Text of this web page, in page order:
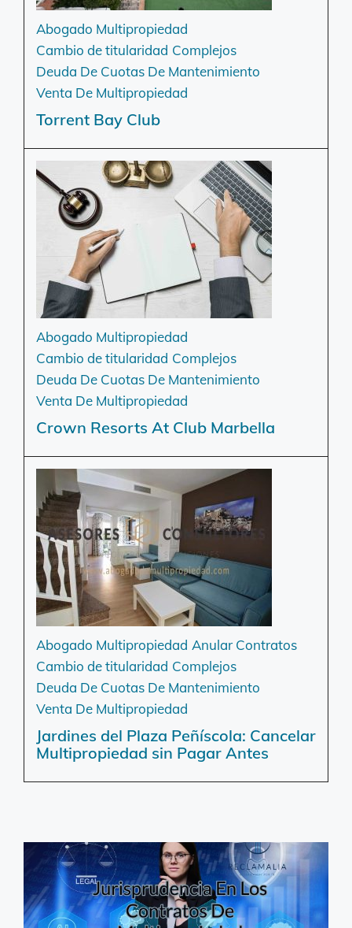
Abogado Multipropiedad
Cambio de titularidad Complejos
Deuda De Cuotas De Mantenimiento
Venta De Multipropiedad
Torrent Bay Club
Abogado Multipropiedad
Cambio de titularidad Complejos
Deuda De Cuotas De Mantenimiento
Venta De Multipropiedad
Crown Resorts At Club Marbella
Abogado Multipropiedad Anular Contratos
Cambio de titularidad Complejos
Deuda De Cuotas De Mantenimiento
Venta De Multipropiedad
Jardines del Plaza Peñíscola: Cancelar
Multipropiedad sin Pagar Antes